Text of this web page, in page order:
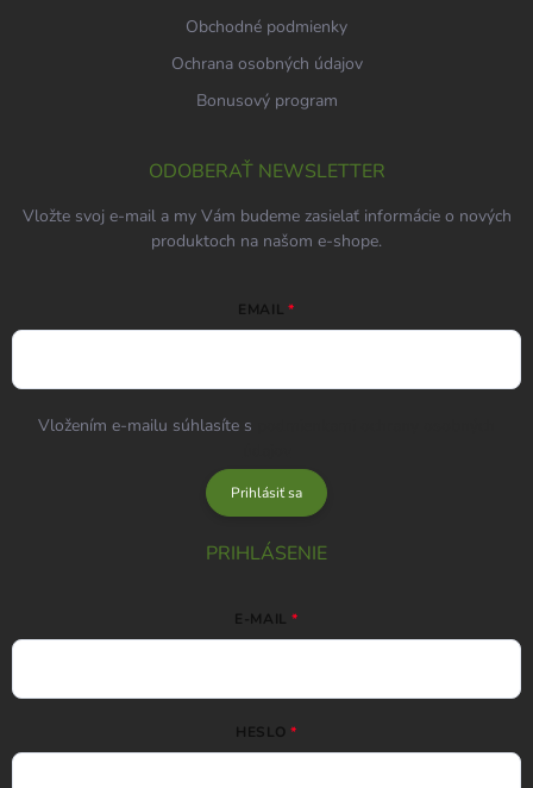
Obchodné podmienky
Ochrana osobných údajov
Bonusový program
ODOBERAŤ NEWSLETTER
Vložte svoj e-mail a my Vám budeme zasielať informácie o nových
produktoch na našom e-shope.
EMAIL
Vložením e-mailu súhlasíte s
Prihlásiť sa
PRIHLÁSENIE
E-MAIL
HESLO